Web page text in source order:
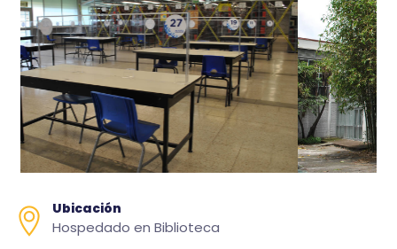
Ubicación
Hospedado en Biblioteca